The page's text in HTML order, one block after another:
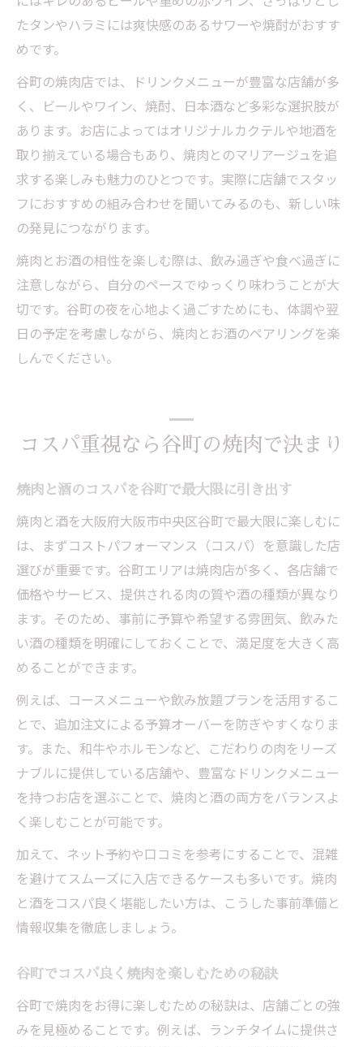
たタンやハラミには爽快感のあるサワーや焼酎がおすす
めです。
谷町の焼肉店では、ドリンクメニューが豊富な店舗が多
く、ビールやワイン、焼酎、日本酒など多彩な選択肢が
あります。お店によってはオリジナルカクテルや地酒を
取り揃えている場合もあり、焼肉とのマリアージュを追
求する楽しみも魅力のひとつです。実際に店舗でスタッ
フにおすすめの組み合わせを聞いてみるのも、新しい味
の発見につながります。
焼肉とお酒の相性を楽しむ際は、飲み過ぎや食べ過ぎに
注意しながら、自分のペースでゆっくり味わうことが大
切です。谷町の夜を心地よく過ごすためにも、体調や翌
日の予定を考慮しながら、焼肉とお酒のペアリングを楽
しんでください。
コスパ重視なら谷町の焼肉で決まり
焼肉と酒のコスパを谷町で最大限に引き出す
焼肉と酒を大阪府大阪市中央区谷町で最大限に楽しむに
は、まずコストパフォーマンス（コスパ）を意識した店
選びが重要です。谷町エリアは焼肉店が多く、各店舗で
価格やサービス、提供される肉の質や酒の種類が異なり
ます。そのため、事前に予算や希望する雰囲気、飲みた
い酒の種類を明確にしておくことで、満足度を大きく高
めることができます。
例えば、コースメニューや飲み放題プランを活用するこ
とで、追加注文による予算オーバーを防ぎやすくなりま
す。また、和牛やホルモンなど、こだわりの肉をリーズ
ナブルに提供している店舗や、豊富なドリンクメニュー
を持つお店を選ぶことで、焼肉と酒の両方をバランスよ
く楽しむことが可能です。
加えて、ネット予約や口コミを参考にすることで、混雑
を避けてスムーズに入店できるケースも多いです。焼肉
と酒をコスパ良く堪能したい方は、こうした事前準備と
情報収集を徹底しましょう。
谷町でコスパ良く焼肉を楽しむための秘訣
谷町で焼肉をお得に楽しむための秘訣は、店舗ごとの強
みを見極めることです。例えば、ランチタイムに提供さ